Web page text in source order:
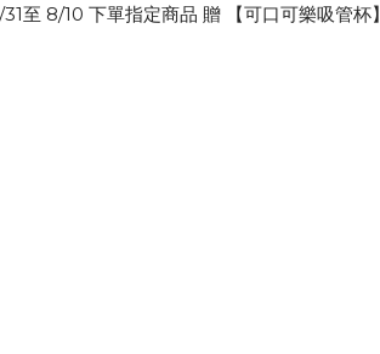
至 8/10 下單指定商品 贈 【可口可樂吸管杯】